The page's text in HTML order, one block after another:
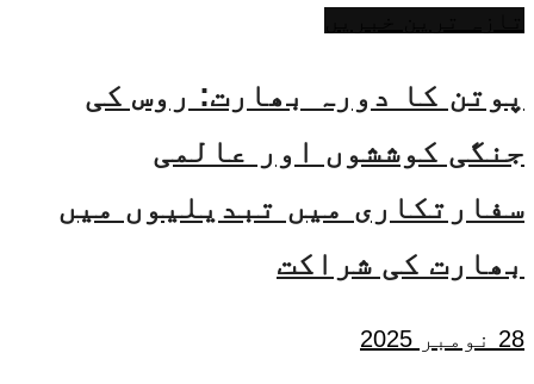
پوتن کا دورہ بھارت: روس کی
جنگی کوششوں اور عالمی
سفارتکاری میں تبدیلیوں میں
بھارت کی شراکت
28 نومبر 2025